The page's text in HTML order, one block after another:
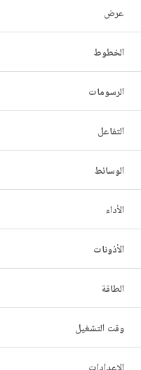
عرض
الخطوط
الرسومات
التفاعل
الوسائط
الأداء
الأذونات
الطاقة
وقت التشغيل
الإعدادات